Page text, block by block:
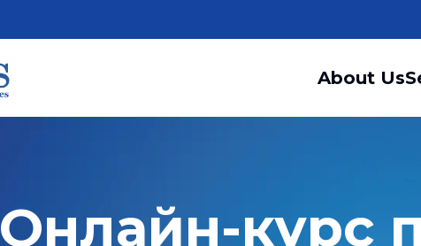
About Us
Онлайн-курс